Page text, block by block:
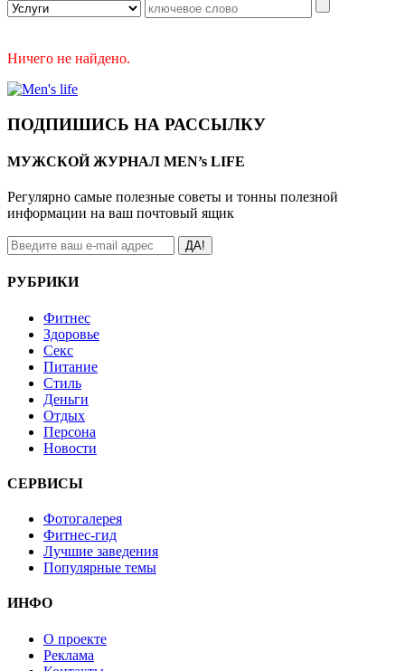
Ничего не найдено.
ПОДПИШИСЬ НА РАССЫЛКУ
МУЖСКОЙ ЖУРНАЛ MEN’s LIFE
Регулярно самые полезные советы и тонны полезной
информации на ваш почтовый ящик
ДА!
РУБРИКИ
Фитнес
Здоровье
Секс
Питание
Стиль
Деньги
Отдых
Персона
Новости
СЕРВИСЫ
Фотогалерея
Фитнес-гид
Лучшие заведения
Популярные темы
ИНФО
О проекте
Реклама